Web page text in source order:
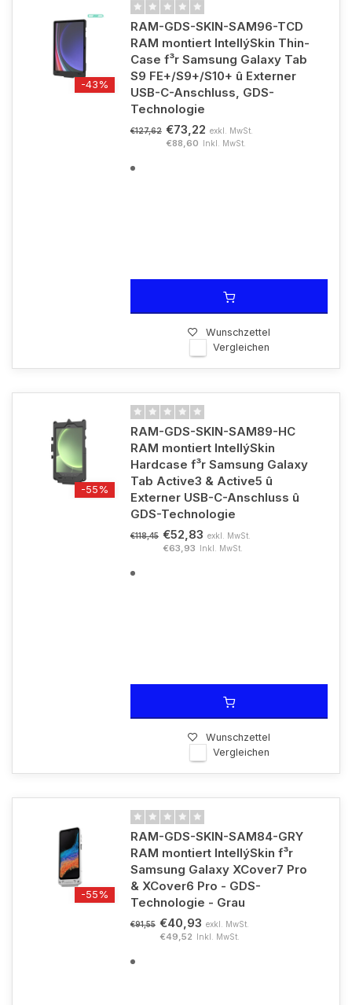
-43%
RAM-GDS-SKIN-SAM96-TCD
RAM montiert IntellýSkin Thin-
Case f³r Samsung Galaxy Tab
S9 FE+/S9+/S10+ û Externer
USB-C-Anschluss, GDS-
Technologie
€127,62 €73,22 exkl. MwSt.
€88,60 Inkl. MwSt.
Wunschzettel
Vergleichen
-55%
RAM-GDS-SKIN-SAM89-HC
RAM montiert IntellýSkin
Hardcase f³r Samsung Galaxy
Tab Active3 & Active5 û
Externer USB-C-Anschluss û
GDS-Technologie
€118,45 €52,83 exkl. MwSt.
€63,93 Inkl. MwSt.
Wunschzettel
Vergleichen
-55%
RAM-GDS-SKIN-SAM84-GRY
RAM montiert IntellýSkin f³r
Samsung Galaxy XCover7 Pro
& XCover6 Pro - GDS-
Technologie - Grau
€91,55 €40,93 exkl. MwSt.
€49,52 Inkl. MwSt.